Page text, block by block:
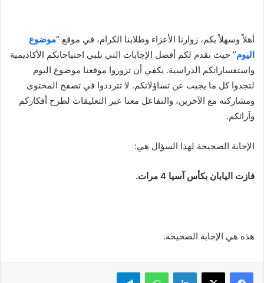
أهلاً وسهلاً بكم، زوارنا الأعزاء وطلابنا الكرام، في موقع “موضوع
اليوم” حيث نقدم لكم أفضل الإجابات التي تلبي احتياجاتكم الأكاديمية
واستفساراتكم الدراسية. يكفي أن تزوروا موقعنا موضوع اليوم
لتجدوا كل ما يجيب عن تساؤلاتكم. لا تترددوا في تصفح المحتوى
ومشاركته مع الآخرين، والتفاعل معنا عبر التعليقات لطرح أفكاركم
وآرائكم.
الإجابة الصحيحة لهذا السؤال هي:
فازت اليابان بكأس آسيا 4 مرات.
هذه هي الإجابة الصحيحة.
لينكدإن واتساب تيلقرام